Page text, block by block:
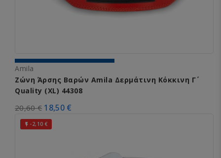
Amila
Ζώνη Άρσης Βαρών Amila Δερμάτινη Κόκκινη Γ΄
Quality (XL) 44308
20,60 € 18,50 €
 -2,10 €